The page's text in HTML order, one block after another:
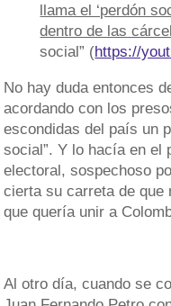
llama el ‘perdón
dentro de las
social” (https://
No hay duda entonces
acordando con los
escondidas del país un
social”. Y lo hacía en el
electoral, sospechoso
cierta su carreta de que
que quería unir a
Al otro día, cuando se